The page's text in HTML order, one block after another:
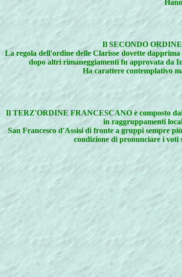
IlSECONDO ORDINE
La regola dell'ordine delle Clarisse dovette
dopo altri rimaneggiamenti fu approvata da
Ha carattere contemplativo
Il TERZ'ORDINE FRANCESCANO è composto
in raggruppamenti
San Francesco d'Assisi di fronte a gruppi sempre
condizione di pronunciare i voti